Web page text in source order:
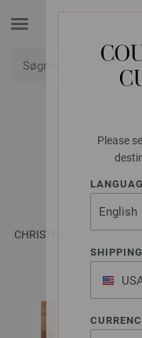
Please
of
CHRISTMAS Special -